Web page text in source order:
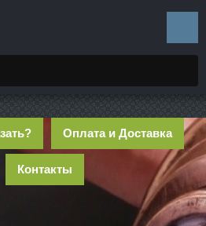
Оплата и Доставка
Контакты